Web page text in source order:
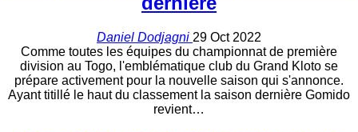
Daniel Dodjagni 29 Oct 2022
Comme toutes les équipes du championnat de première
division au Togo, l'emblématique club du Grand Kloto se
prépare activement pour la nouvelle saison qui s'annonce.
Ayant titillé le haut du classement la saison dernière Gomido
revient…